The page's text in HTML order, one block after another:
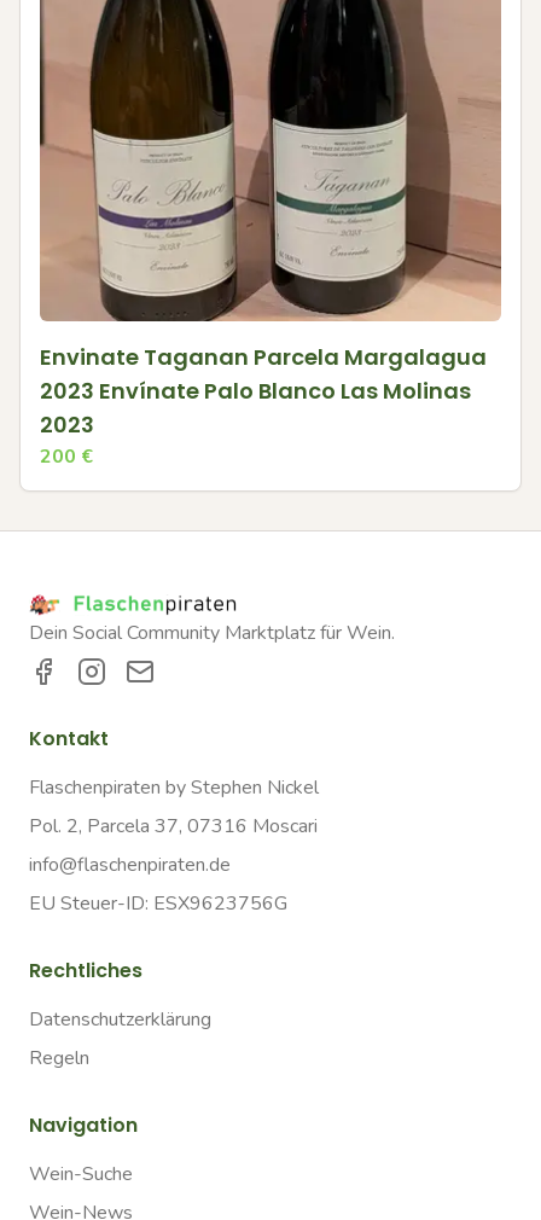
Envinate Taganan Parcela Margalagua
2023 Envínate Palo Blanco Las Molinas
2023
200 €
Dein Social Community Marktplatz für Wein.
Kontakt
Flaschenpiraten by Stephen Nickel
Pol. 2, Parcela 37, 07316 Moscari
info@flaschenpiraten.de
EU Steuer-ID: ESX9623756G
Rechtliches
Datenschutzerklärung
Regeln
Navigation
Wein-Suche
Wein-News